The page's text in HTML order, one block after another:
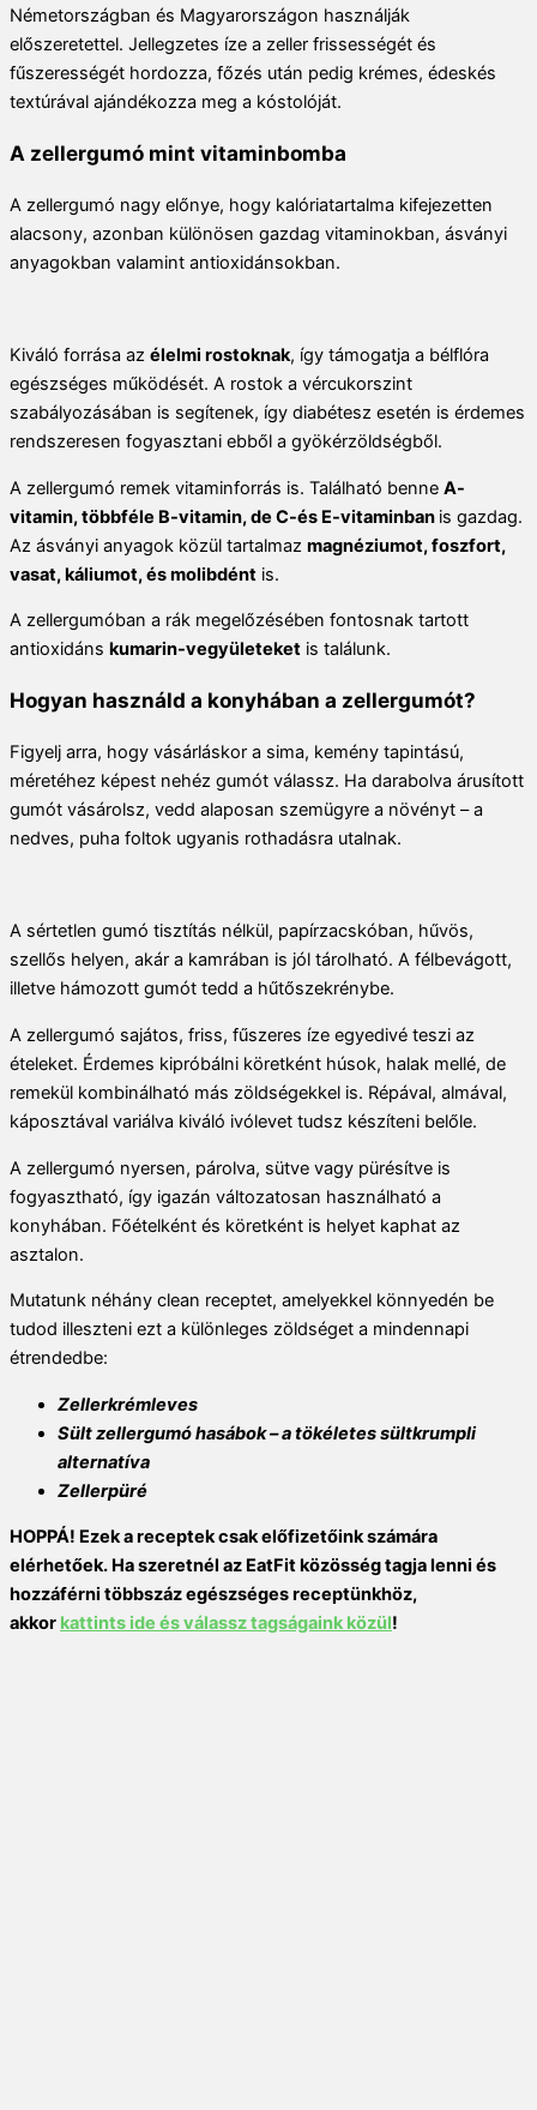
Németországban és Magyarországon használják
előszeretettel. Jellegzetes íze a zeller frissességét és
fűszerességét hordozza, főzés után pedig krémes, édeskés
textúrával ajándékozza meg a kóstolóját.
A zellergumó mint vitaminbomba
A zellergumó nagy előnye, hogy kalóriatartalma kifejezetten
alacsony, azonban különösen gazdag vitaminokban, ásványi
anyagokban valamint antioxidánsokban.
Kiváló forrása az élelmi rostoknak, így támogatja a bélflóra
egészséges működését. A rostok a vércukorszint
szabályozásában is segítenek, így diabétesz esetén is érdemes
rendszeresen fogyasztani ebből a gyökérzöldségből.
A zellergumó remek vitaminforrás is. Található benne A-
vitamin, többféle B-vitamin, de C-és E-vitaminban is gazdag.
Az ásványi anyagok közül tartalmaz magnéziumot, foszfort,
vasat, káliumot, és molibdént is.
A zellergumóban a rák megelőzésében fontosnak tartott
antioxidáns kumarin-vegyületeket is találunk.
Hogyan használd a konyhában a zellergumót?
Figyelj arra, hogy vásárláskor a sima, kemény tapintású,
méretéhez képest nehéz gumót válassz. Ha darabolva árusított
gumót vásárolsz, vedd alaposan szemügyre a növényt – a
nedves, puha foltok ugyanis rothadásra utalnak.
A sértetlen gumó tisztítás nélkül, papírzacskóban, hűvös,
szellős helyen, akár a kamrában is jól tárolható. A félbevágott,
illetve hámozott gumót tedd a hűtőszekrénybe.
A zellergumó sajátos, friss, fűszeres íze egyedivé teszi az
ételeket. Érdemes kipróbálni köretként húsok, halak mellé, de
remekül kombinálható más zöldségekkel is. Répával, almával,
káposztával variálva kiváló ivólevet tudsz készíteni belőle.
A zellergumó nyersen, párolva, sütve vagy pürésítve is
fogyasztható, így igazán változatosan használható a
konyhában. Főételként és köretként is helyet kaphat az
asztalon.
Mutatunk néhány clean receptet, amelyekkel könnyedén be
tudod illeszteni ezt a különleges zöldséget a mindennapi
étrendedbe:
Zellerkrémleves
Sült zellergumó hasábok – a tökéletes sültkrumpli
alternatíva
Zellerpüré
HOPPÁ! Ezek a receptek csak előfizetőink számára
elérhetőek. Ha szeretnél az EatFit közösség tagja lenni és
hozzáférni többszáz egészséges receptünkhöz,
akkor kattints ide és válassz tagságaink közül!